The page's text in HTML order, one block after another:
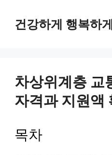
건강하게 행복하게
차상위계층 교
자격과 지원액
목차